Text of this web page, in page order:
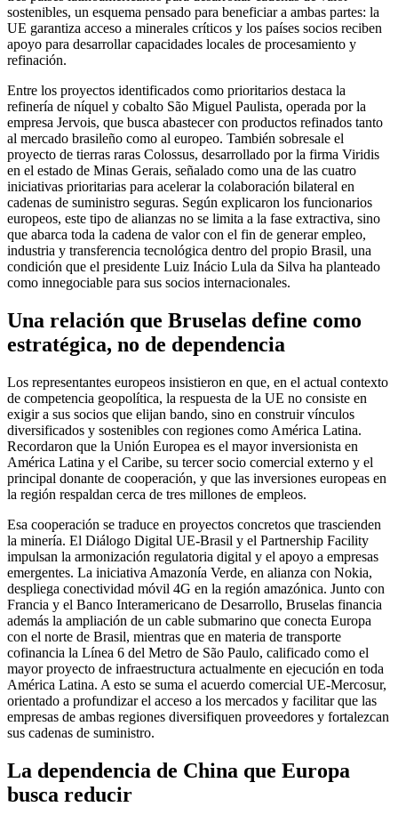
sostenibles, un esquema pensado para beneficiar a ambas partes: la
UE garantiza acceso a minerales críticos y los países socios reciben
apoyo para desarrollar capacidades locales de procesamiento y
refinación.
Entre los proyectos identificados como prioritarios destaca la
refinería de níquel y cobalto São Miguel Paulista, operada por la
empresa Jervois, que busca abastecer con productos refinados tanto
al mercado brasileño como al europeo. También sobresale el
proyecto de tierras raras Colossus, desarrollado por la firma Viridis
en el estado de Minas Gerais, señalado como una de las cuatro
iniciativas prioritarias para acelerar la colaboración bilateral en
cadenas de suministro seguras. Según explicaron los funcionarios
europeos, este tipo de alianzas no se limita a la fase extractiva, sino
que abarca toda la cadena de valor con el fin de generar empleo,
industria y transferencia tecnológica dentro del propio Brasil, una
condición que el presidente Luiz Inácio Lula da Silva ha planteado
como innegociable para sus socios internacionales.
Una relación que Bruselas define como
estratégica, no de dependencia
Los representantes europeos insistieron en que, en el actual contexto
de competencia geopolítica, la respuesta de la UE no consiste en
exigir a sus socios que elijan bando, sino en construir vínculos
diversificados y sostenibles con regiones como América Latina.
Recordaron que la Unión Europea es el mayor inversionista en
América Latina y el Caribe, su tercer socio comercial externo y el
principal donante de cooperación, y que las inversiones europeas en
la región respaldan cerca de tres millones de empleos.
Esa cooperación se traduce en proyectos concretos que trascienden
la minería. El Diálogo Digital UE-Brasil y el Partnership Facility
impulsan la armonización regulatoria digital y el apoyo a empresas
emergentes. La iniciativa Amazonía Verde, en alianza con Nokia,
despliega conectividad móvil 4G en la región amazónica. Junto con
Francia y el Banco Interamericano de Desarrollo, Bruselas financia
además la ampliación de un cable submarino que conecta Europa
con el norte de Brasil, mientras que en materia de transporte
cofinancia la Línea 6 del Metro de São Paulo, calificado como el
mayor proyecto de infraestructura actualmente en ejecución en toda
América Latina. A esto se suma el acuerdo comercial UE-Mercosur,
orientado a profundizar el acceso a los mercados y facilitar que las
empresas de ambas regiones diversifiquen proveedores y fortalezcan
sus cadenas de suministro.
La dependencia de China que Europa
busca reducir